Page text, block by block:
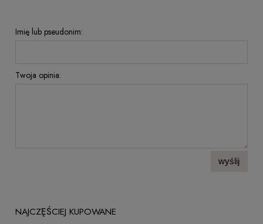
Imię lub pseudonim:
Twoja opinia:
wyślij
NAJCZĘŚCIEJ KUPOWANE